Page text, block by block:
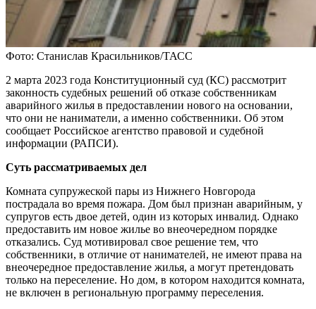
Фото: Станислав Красильников/ТАСС
2 марта 2023 года Конституционный суд (КС) рассмотрит
законность судебных решений об отказе собственникам
аварийного жилья в предоставлении нового на основании,
что они не наниматели, а именно собственники. Об этом
сообщает Российское агентство правовой и судебной
информации (РАПСИ).
Суть рассматриваемых дел
Комната супружеской пары из Нижнего Новгорода
пострадала во время пожара. Дом был признан аварийным, у
супругов есть двое детей, один из которых инвалид. Однако
предоставить им новое жилье во внеочередном порядке
отказались. Суд мотивировал свое решение тем, что
собственники, в отличие от нанимателей, не имеют права на
внеочередное предоставление жилья, а могут претендовать
только на переселение. Но дом, в котором находится комната,
не включен в региональную программу переселения.